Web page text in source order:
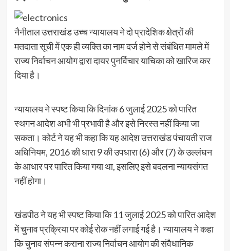
नैनीताल उत्तराखंड उच्च न्यायालय ने दो प्रादेशिक क्षेत्रों की
मतदाता सूची में एक ही व्यक्ति का नाम दर्ज होने से संबंधित मामले में
राज्य निर्वाचन आयोग द्वारा दायर पुनर्विचार याचिका को खारिज कर
दिया है।
न्यायालय ने स्पष्ट किया कि दिनांक 6 जुलाई 2025 को पारित
स्थगन आदेश अभी भी प्रभावी है और इसे निरस्त नहीं किया जा
सकता। कोर्ट ने यह भी कहा कि यह आदेश उत्तराखंड पंचायती राज
अधिनियम, 2016 की धारा 9 की उपधारा (6) और (7) के उल्लंघन
के आधार पर पारित किया गया था, इसलिए इसे बदलना न्यायसंगत
नहीं होगा।
खंडपीठ ने यह भी स्पष्ट किया कि 11 जुलाई 2025 को पारित आदेश
में चुनाव प्रक्रिया पर कोई रोक नहीं लगाई गई है। न्यायालय ने कहा
कि चुनाव संपन्न कराना राज्य निर्वाचन आयोग की संवैधानिक